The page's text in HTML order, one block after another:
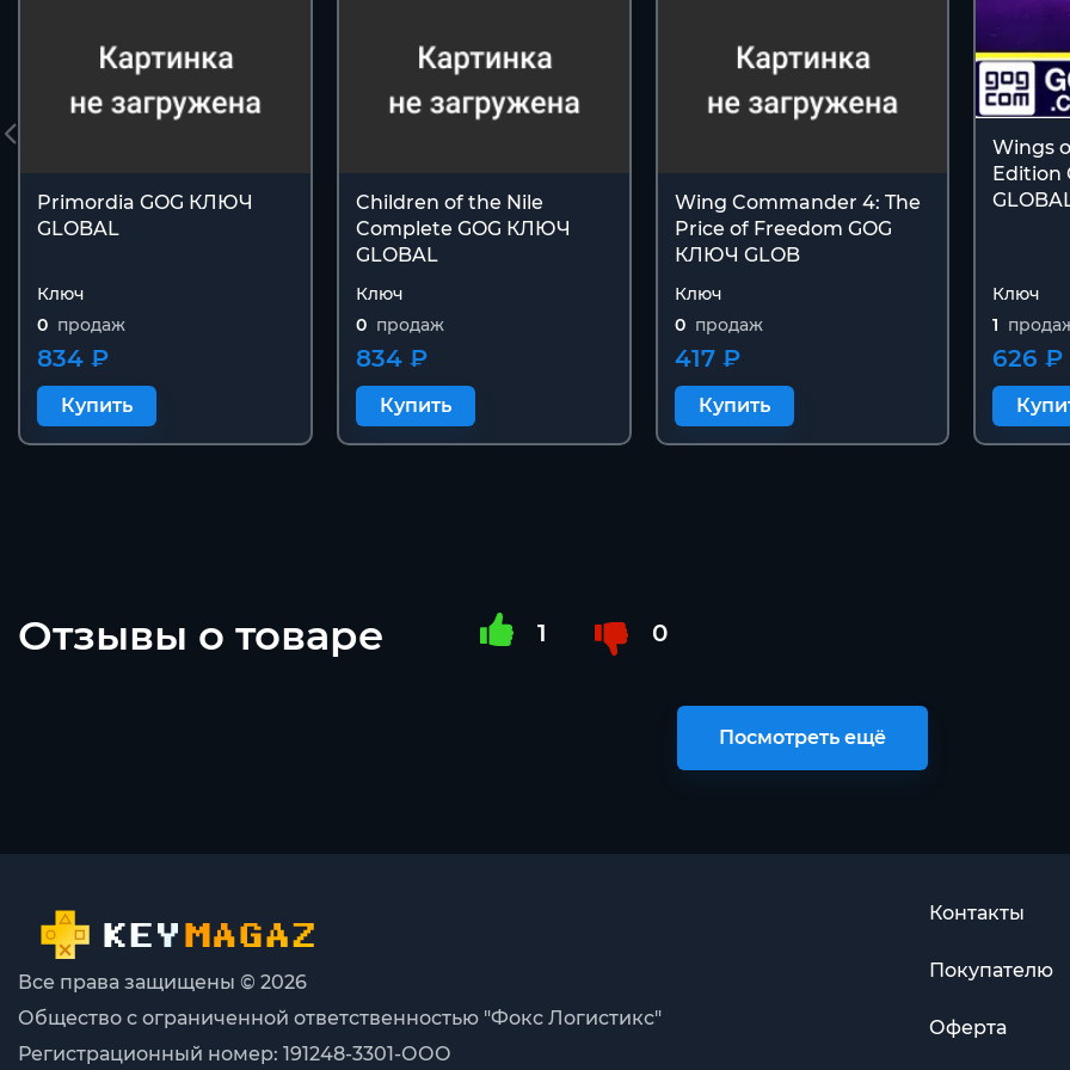
Primordia GOG КЛЮЧ
GLOBAL
Ключ
0 продаж
834 ₽
Купить
Children of the Nile
Complete GOG КЛЮЧ
GLOBAL
Ключ
0 продаж
834 ₽
Купить
Wing Commander 4: The
Price of Freedom GOG
КЛЮЧ GLOB
Ключ
0 продаж
417 ₽
Купить
Wings
Edition
Ключ
1
626 ₽
Отзывы о товаре 1 0
Посмотреть ещё
Все права защищены © 2026
Общество с ограниченной ответственностью "Фокс Логистикс"
Регистрационный номер: 191248-3301-ООО
Контакты
Покупателю
Оферта